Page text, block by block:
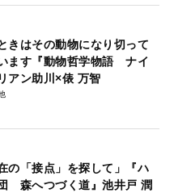
きはその動物になり切って
ます『動物哲学物語 ナイ
アン助川×俵 万智
の「接点」を探して」『ハ
森へつづく道』池井戸 潤